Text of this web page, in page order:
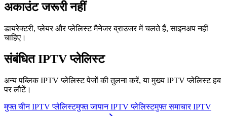
अकाउंट जरूरी नहीं
डायरेक्टरी, प्लेयर और प्लेलिस्ट मैनेजर ब्राउजर में चलते हैं, साइनअप नहीं
चाहिए।
संबंधित IPTV प्लेलिस्ट
अन्य पब्लिक IPTV प्लेलिस्ट पेजों की तुलना करें, या मुख्य IPTV प्लेलिस्ट हब
पर लौटें।
मुफ्त चीन IPTV प्लेलिस्टमुफ्त जापान IPTV प्लेलिस्टमुफ्त समाचार IPTV